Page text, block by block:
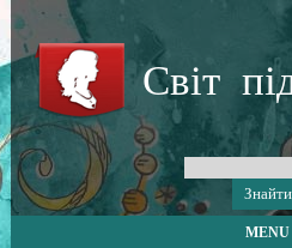
Світ
MENU